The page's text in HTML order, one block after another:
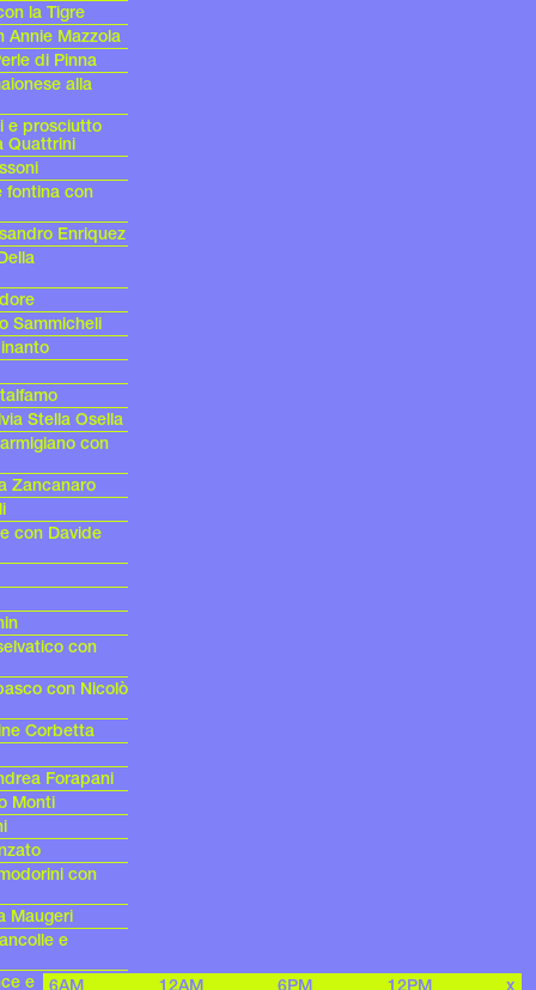
la Tigre
Annie Mazzola
di Pinna
alla
e prosciutto
Quattrini
fontina con
Enriquez
Sammicheli
Stella Osella
con
Zancanaro
con Davide
con
con Nicolò
Corbetta
Forapani
Monti
con
Maugeri
e
e
6AM 12AM 6PM 12PM x